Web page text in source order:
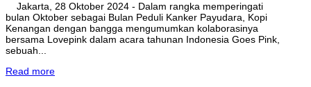
Jakarta, 28 Oktober 2024 - Dalam rangka memperingati
bulan Oktober sebagai Bulan Peduli Kanker Payudara, Kopi
Kenangan dengan bangga mengumumkan kolaborasinya
bersama Lovepink dalam acara tahunan Indonesia Goes Pink,
sebuah...
Read more